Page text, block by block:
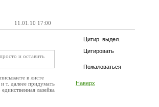
11.01.10 17:00
Цитир. выдел.
Цитировать
Пожаловаться
Наверх
и оставить
в листе
т. далеее придумать
лазейка